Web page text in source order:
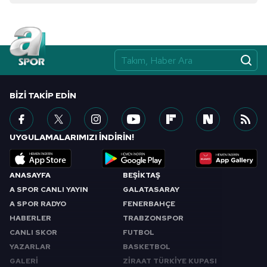
ANASAYFA
A SPOR CANLI YAYIN
A SPOR RADYO
HABERLER
CANLI SKOR
YAZARLAR
GALERİ
BEŞİKTAŞ
GALATASARAY
FENERBAHÇE
TRABZONSPOR
FUTBOL
BASKETBOL
ZİRAAT TÜRKİYE KUPASI
BIZI TAKIP EDIN
UYGULAMALARIMIZI İNDİRİN!